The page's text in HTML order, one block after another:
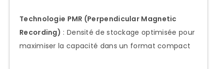
à la concurrence
Toshiba Canvio Basics 4To vs WD
Elements 4To
Technologie PMR (Perpendicular Magnetic
Recording) : Densité de stockage optimisée pour
maximiser la capacité dans un format compact